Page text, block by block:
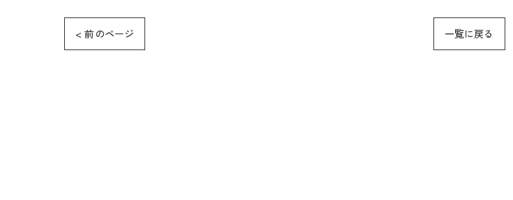
< 前のページ 一覧に戻る